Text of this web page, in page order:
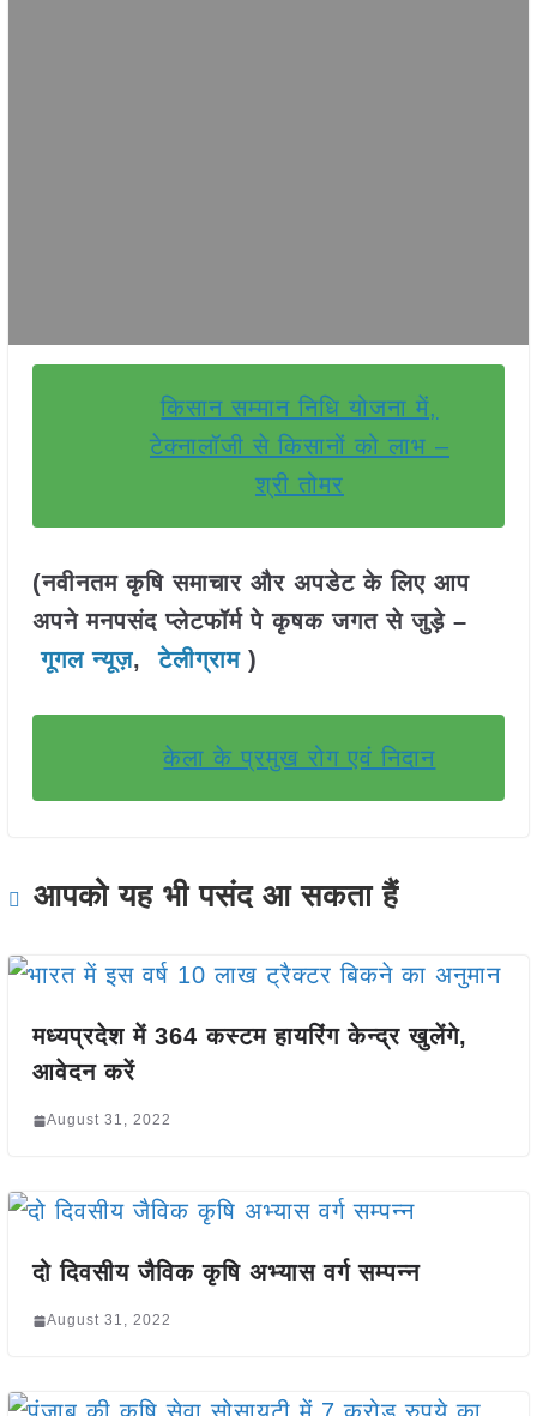
किसान सम्मान निधि योजना में,
टेक्नालॉजी से किसानों को लाभ –
श्री तोमर
(नवीनतम कृषि समाचार और अपडेट के लिए आप
अपने मनपसंद प्लेटफॉर्म पे कृषक जगत से जुड़े –
गूगल न्यूज़,टेलीग्राम )
केला के प्रमुख रोग एवं निदान
आपको यह भी पसंद आ सकता हैं
मध्यप्रदेश में 364 कस्टम हायरिंग केन्द्र खुलेंगे,
आवेदन करें
August 31, 2022
दो दिवसीय जैविक कृषि अभ्यास वर्ग सम्पन्न
August 31, 2022